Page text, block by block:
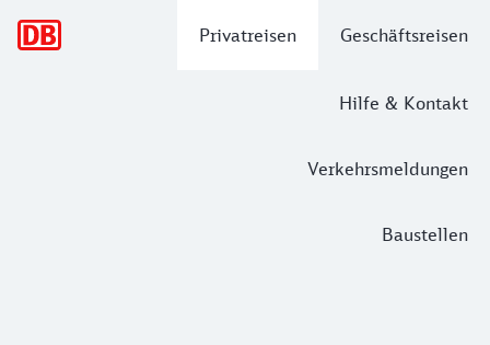
Privatreisen Geschäftsreisen
Hilfe & Kontakt
Verkehrsmeldungen
Baustellen